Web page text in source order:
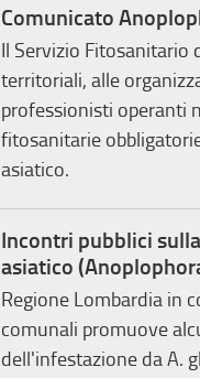
Comunicato
Il Servizio Fitosanitario
territoriali, alle
professionisti operanti
fitosanitarie
asiatico.
Incontri pubblici
asiatico
Regione Lombardia in
comunali promuove
dell'infestazione da A.